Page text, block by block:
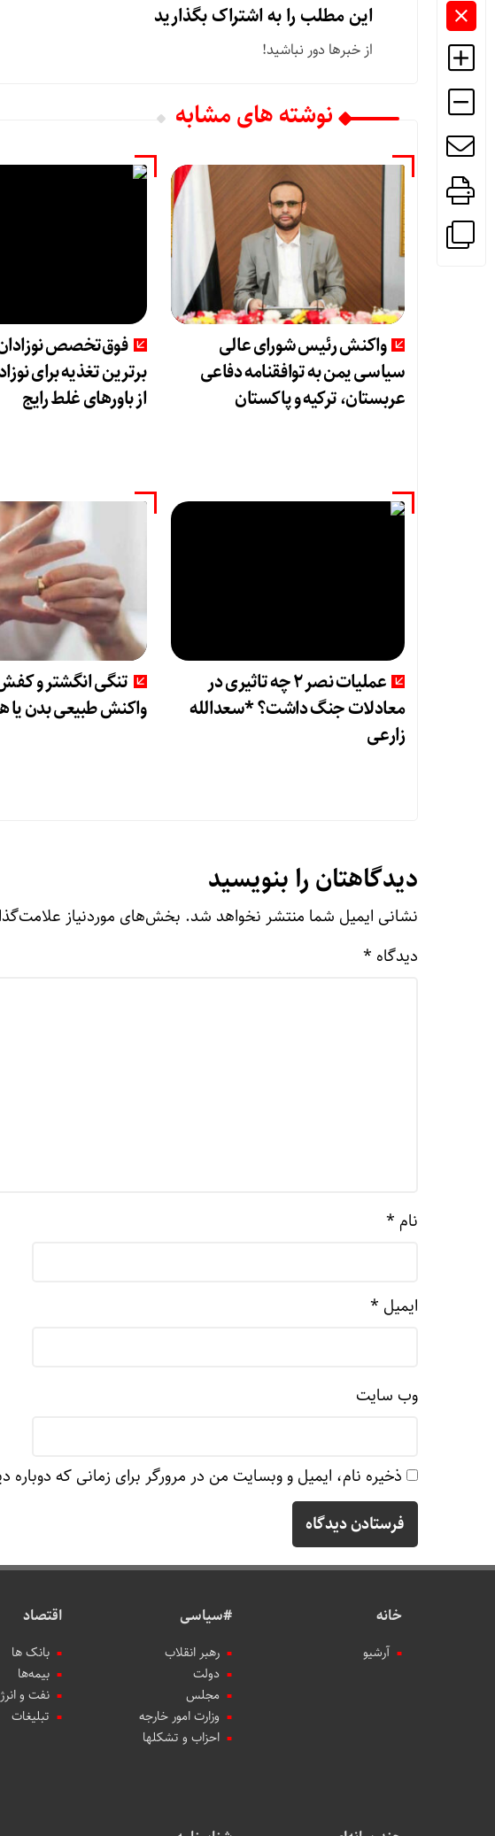
این مطلب را به اشتراک بگذارید
از خبرها دور نباشید!
نوشته های مشابه
واکنش رئیس شورای عالی
سیاسی یمن به توافقنامه دفاعی
عربستان، ترکیه و پاکستان
فوق‌تخصص
برترین تغذیه برای
از باورهای غلط رایج
عملیات نصر ۲ چه تاثیری در
معادلات جنگ داشت؟ *سعدالله
زارعی
تنگی انگشتر و
واکنش طبیعی بدن
دیدگاهتان را بنویسید
نشانی ایمیل شما منتشر نخواهد شد. بخش‌های موردنیاز
دیدگاه *
نام *
ایمیل *
وب‌ سایت
ذخیره نام، ایمیل و وبسایت من در مرورگر برای زمانی که
خانه
آرشیو
#سیاسی
رهبر انقلاب
دولت
مجلس
وزارت امور خارجه
احزاب و تشکلها
اقتصاد
بانک ها
بیمه‌ها
نفت و
تبلیغات